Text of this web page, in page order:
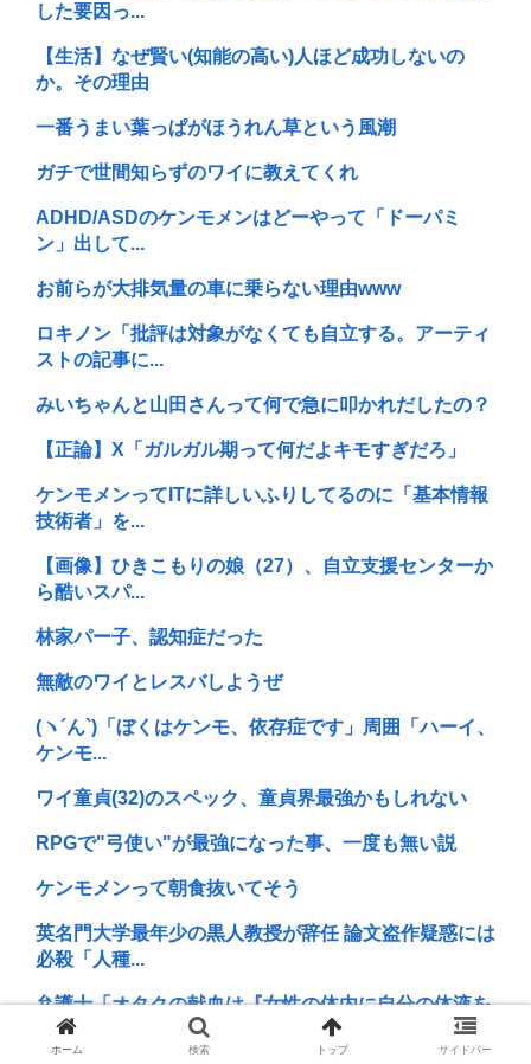
した要因っ...
【生活】なぜ賢い(知能の高い)人ほど成功しないの
か。その理由
一番うまい葉っぱがほうれん草という風潮
ガチで世間知らずのワイに教えてくれ
ADHD/ASDのケンモメンはどーやって「ドーパミ
ン」出して...
お前らが大排気量の車に乗らない理由www
ロキノン「批評は対象がなくても自立する。アーティ
ストの記事に...
みいちゃんと山田さんって何で急に叩かれだしたの？
【正論】X「ガルガル期って何だよキモすぎだろ」
ケンモメンってITに詳しいふりしてるのに「基本情報
技術者」を...
【画像】ひきこもりの娘（27）、自立支援センターか
ら酷いスパ...
林家パー子、認知症だった
無敵のワイとレスバしようぜ
(ヽ´ん`)「ぼくはケンモ、依存症です」周囲「ハーイ、
ケンモ...
ワイ童貞(32)のスペック、童貞界最強かもしれない
RPGで"弓使い"が最強になった事、一度も無い説
ケンモメンって朝食抜いてそう
英名門大学最年少の黒人教授が辞任 論文盗作疑惑には
必殺「人種...
弁護士「オタクの献血は『女性の体内に自分の体液を
入れる』のが...
ホーム 検索 トップ サイドバー